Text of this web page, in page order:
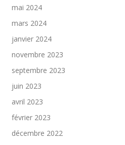
mai 2024
mars 2024
janvier 2024
novembre 2023
septembre 2023
juin 2023
avril 2023
février 2023
décembre 2022